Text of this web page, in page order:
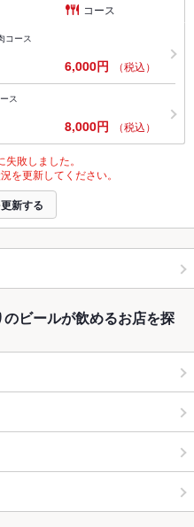
コース
コース
6,000円 （税込）
ス
8,000円 （税込）
敗しました。
を更新してください。
新する
ビールが飲めるお店を探